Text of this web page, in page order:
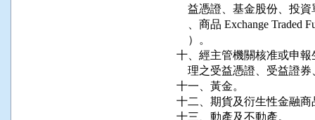
益憑證、基金股份、投
、商品 Exchange Traded
    ）。
十、經主管機關核准或申
理之受益憑證、受益證
十一、黃金。
十二、期貨及衍生性金融商
十三、動產及不動產。